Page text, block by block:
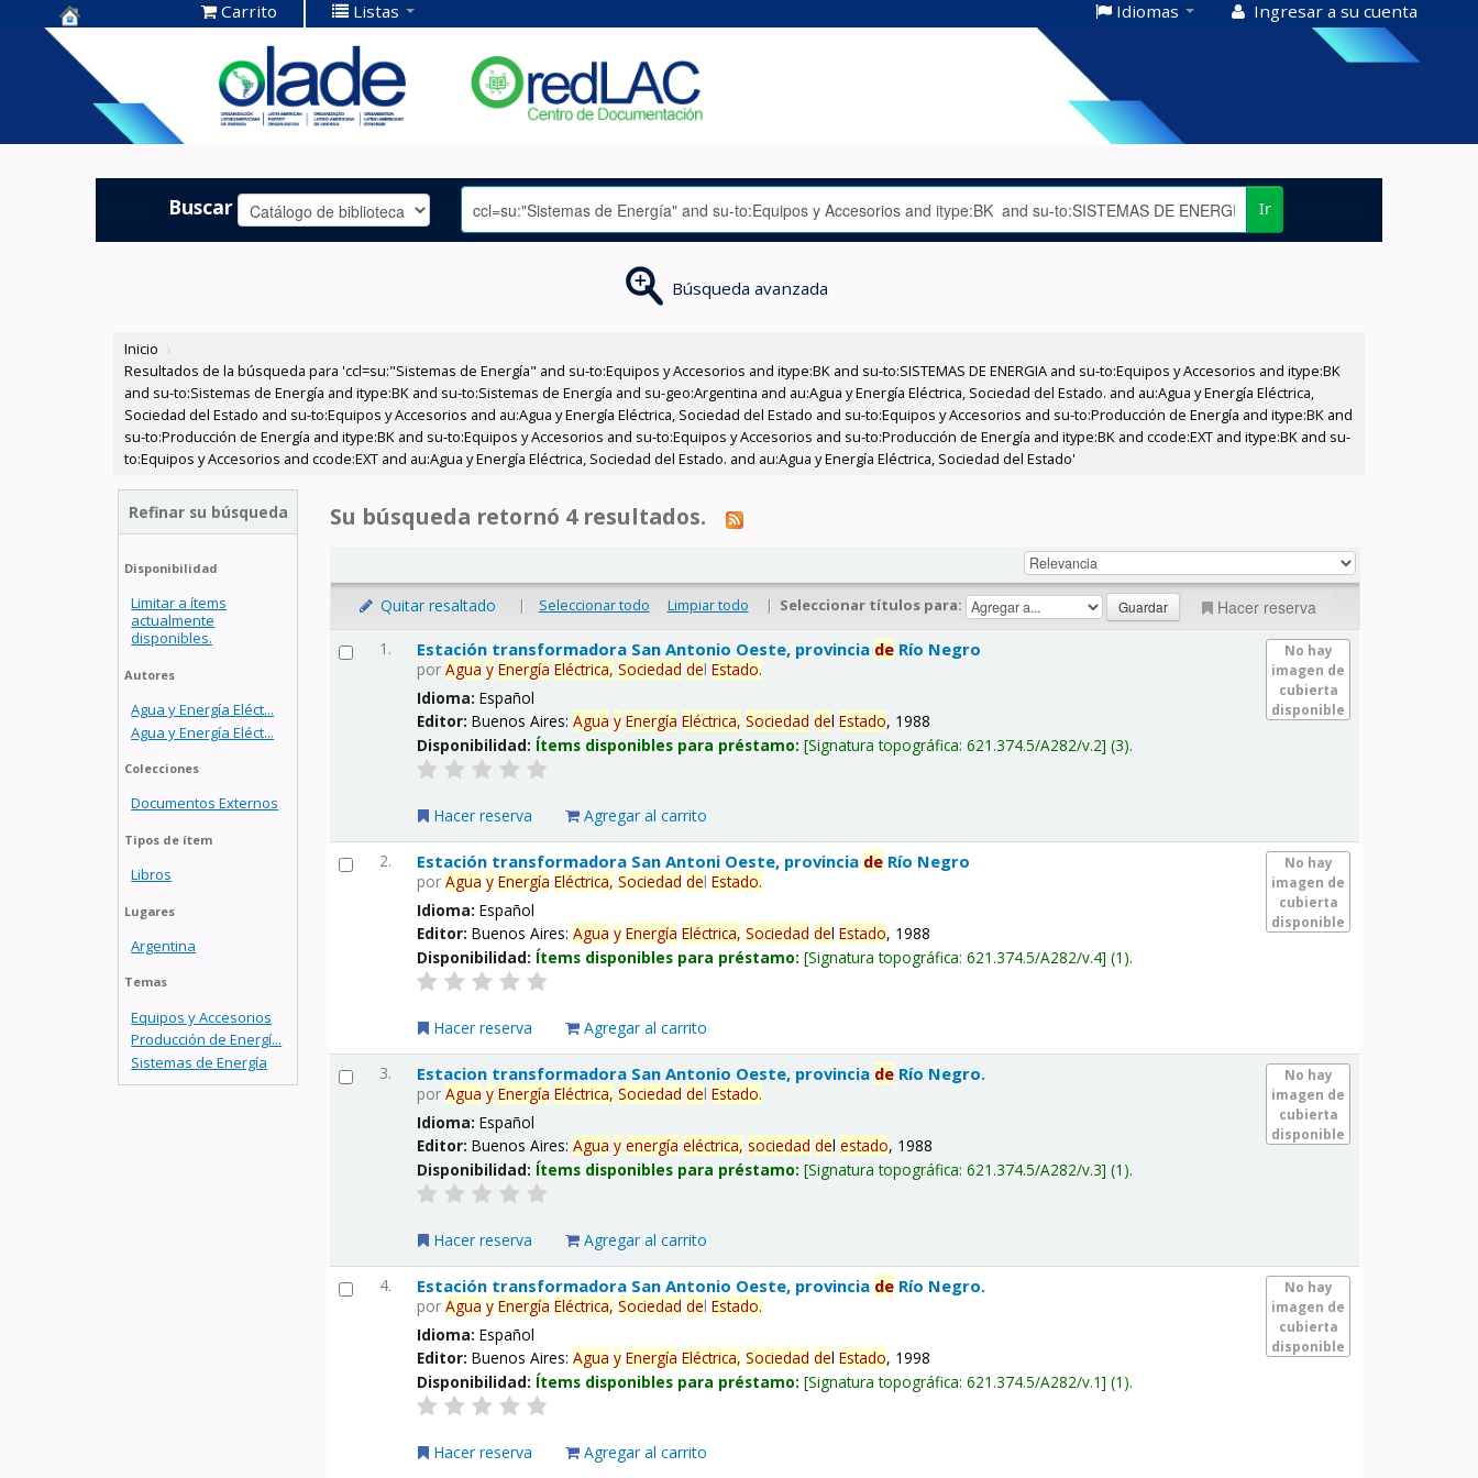
Centro de
Documentación
OLADE -
Carrito Listas Idiomas Ingresar a su cuenta
Buscar Ir
Búsqueda avanzada
Inicio ›
Resultados de la búsqueda para 'ccl=su:"Sistemas de Energía" and su-to:Equipos y Accesorios and itype:BK and su-to:SISTEMAS DE ENERGIA and su-to:Equipos y Accesorios and itype:BK
and su-to:Sistemas de Energía and itype:BK and su-to:Sistemas de Energía and su-geo:Argentina and au:Agua y Energía Eléctrica, Sociedad del Estado. and au:Agua y Energía Eléctrica,
Sociedad del Estado and su-to:Equipos y Accesorios and au:Agua y Energía Eléctrica, Sociedad del Estado and su-to:Equipos y Accesorios and su-to:Producción de Energía and itype:BK and
su-to:Producción de Energía and itype:BK and su-to:Equipos y Accesorios and su-to:Equipos y Accesorios and su-to:Producción de Energía and itype:BK and ccode:EXT and itype:BK and su-
to:Equipos y Accesorios and ccode:EXT and au:Agua y Energía Eléctrica, Sociedad del Estado. and au:Agua y Energía Eléctrica, Sociedad del Estado'
Refinar su búsqueda
Disponibilidad
Limitar a ítems
actualmente
disponibles.
Autores
Agua y Energía Eléct...
Agua y Energía Eléct...
Colecciones
Documentos Externos
Tipos de ítem
Libros
Lugares
Argentina
Temas
Equipos y Accesorios
Producción de Energí...
Sistemas de Energía
Su búsqueda retornó 4 resultados.
Quitar resaltado | Seleccionar todo Limpiar todo | Seleccionar títulos para: Hacer reserva
1.
No hay
imagen de
cubierta
disponible
Estación transformadora San Antonio Oeste, provincia de Río Negro
porAgua y Energía Eléctrica, Sociedad delEstado.
Idioma:Español
Editor:Buenos Aires:Agua y Energía Eléctrica, Sociedad delEstado, 1988
Disponibilidad: Ítems disponibles para préstamo: Signatura topográfica:621.374.5/A282/v.2 (3).
Hacer reserva Agregar al carrito
2.
No hay
imagen de
cubierta
disponible
Estación transformadora San Antoni Oeste, provincia de Río Negro
porAgua y Energía Eléctrica, Sociedad delEstado.
Idioma:Español
Editor:Buenos Aires:Agua y Energía Eléctrica, Sociedad delEstado, 1988
Disponibilidad: Ítems disponibles para préstamo: Signatura topográfica:621.374.5/A282/v.4 (1).
Hacer reserva Agregar al carrito
3.
No hay
imagen de
cubierta
disponible
Estacion transformadora San Antonio Oeste, provincia de Río Negro.
porAgua y Energía Eléctrica, Sociedad delEstado.
Idioma:Español
Editor:Buenos Aires:Agua y energía eléctrica, sociedad delestado, 1988
Disponibilidad: Ítems disponibles para préstamo: Signatura topográfica:621.374.5/A282/v.3 (1).
Hacer reserva Agregar al carrito
4.
No hay
imagen de
cubierta
disponible
Estación transformadora San Antonio Oeste, provincia de Río Negro.
porAgua y Energía Eléctrica, Sociedad delEstado.
Idioma:Español
Editor:Buenos Aires:Agua y Energía Eléctrica, Sociedad delEstado, 1998
Disponibilidad: Ítems disponibles para préstamo: Signatura topográfica:621.374.5/A282/v.1 (1).
Hacer reserva Agregar al carrito